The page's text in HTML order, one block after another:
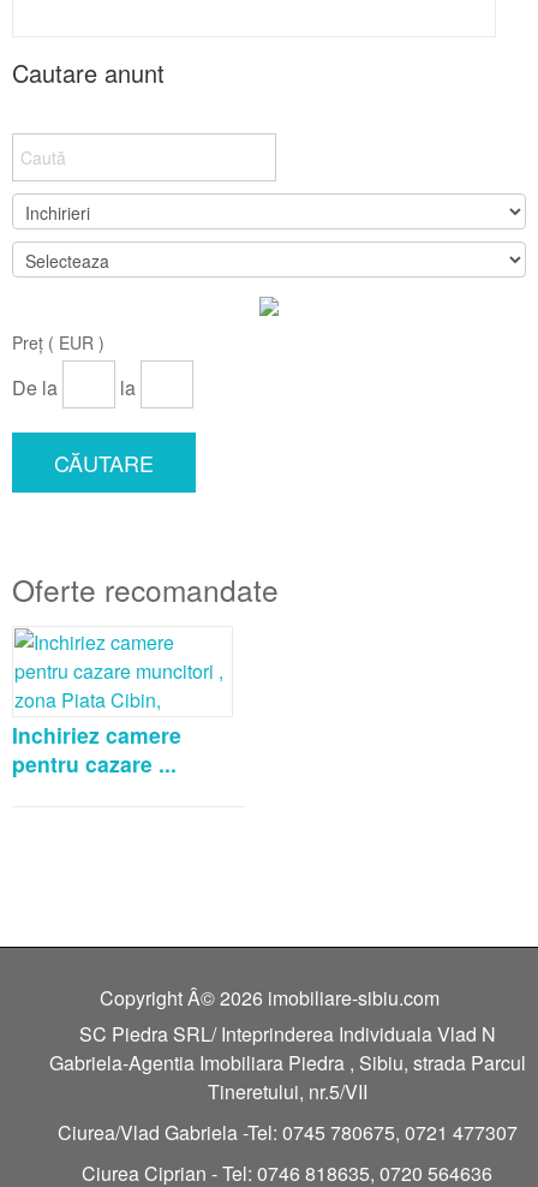
Cautare anunt
Preț ( EUR )
De la la
CĂUTARE
Oferte recomandate
Inchiriez camere
pentru cazare ...
Copyright Â© 2026 imobiliare-sibiu.com
SC Piedra SRL/ Inteprinderea Individuala Vlad N
Gabriela-Agentia Imobiliara Piedra , Sibiu, strada Parcul
Tineretului, nr.5/VII
Ciurea/Vlad Gabriela -Tel: 0745 780675, 0721 477307
Ciurea Ciprian - Tel: 0746 818635, 0720 564636